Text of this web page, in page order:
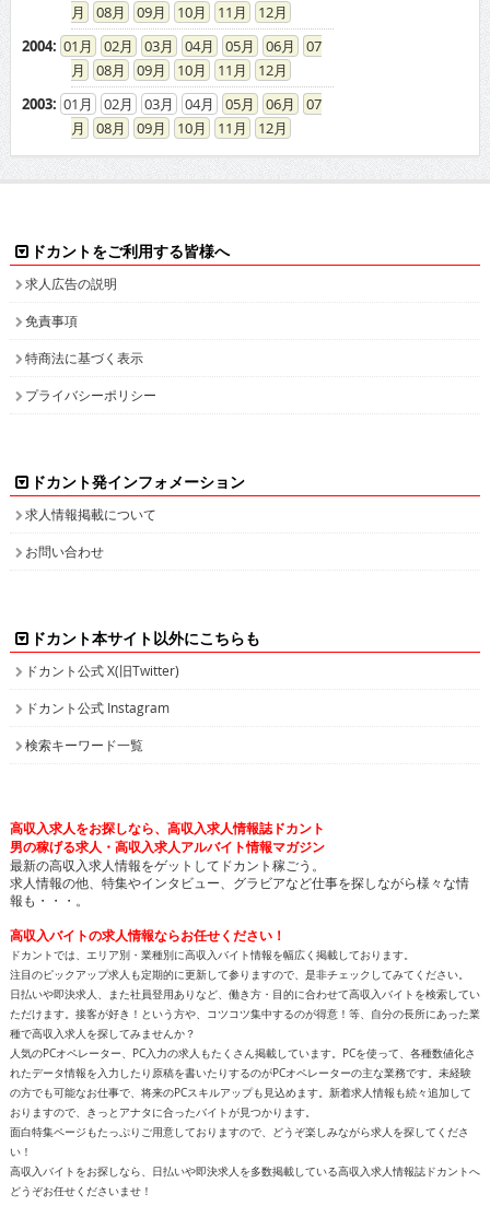
08
09 10 11
12
2004: 01 02 03 04 05 06
07
08
09 10 11
12
2003: 01 02 03 04 05 06
07
08
09 10 11 12
ドカントをご利用する皆様へ
求人広告の説明
免責事項
特商法に基づく表示
プライバシーポリシー
ドカント発インフォメーション
求人情報掲載について
お問い合わせ
ドカント本サイト以外にこちらも
ドカント公式 X(旧Twitter)
ドカント公式 Instagram
検索キーワード一覧
高収入求人をお探しなら、高収入求人情報誌ドカント
男の稼げる求人・高収入求人アルバイト情報マガジン
最新の高収入求人情報をゲットしてドカント稼ごう。
求人情報の他、特集やインタビュー、グラビアなど仕事を探しながら様々な情
報も・・・。
高収入バイトの求人情報ならお任せください！
ドカントでは、エリア別・業種別に高収入バイト情報を幅広く掲載しております。
注目のピックアップ求人も定期的に更新して参りますので、是非チェックしてみてください。
日払いや即決求人、また社員登用ありなど、働き方・目的に合わせて高収入バイトを検索してい
ただけます。接客が好き！という方や、コツコツ集中するのが得意！等、自分の長所にあった業
種で高収入求人を探してみませんか？
人気のPCオペレーター、PC入力の求人もたくさん掲載しています。PCを使って、各種数値化さ
れたデータ情報を入力したり原稿を書いたりするのがPCオペレーターの主な業務です。未経験
の方でも可能なお仕事で、将来のPCスキルアップも見込めます。新着求人情報も続々追加して
おりますので、きっとアナタに合ったバイトが見つかります。
面白特集ページもたっぷりご用意しておりますので、どうぞ楽しみながら求人を探してくださ
い！
高収入バイトをお探しなら、日払いや即決求人を多数掲載している高収入求人情報誌ドカントへ
どうぞお任せくださいませ！